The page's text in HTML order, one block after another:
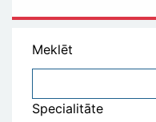
Meklēt
Specialitāte